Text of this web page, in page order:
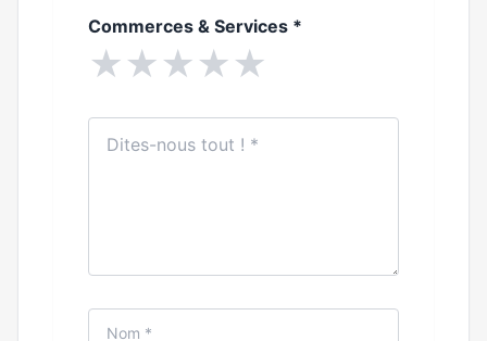
Commerces & Services *
★★★★★